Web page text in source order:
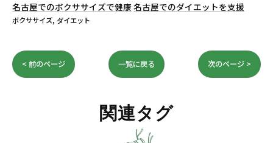
名古屋でのボクササイズで健康名古屋でのダイエットを支援
ボクササイズ ダイエット
< 前のページ 一覧に戻る 次のページ >
関連タグ